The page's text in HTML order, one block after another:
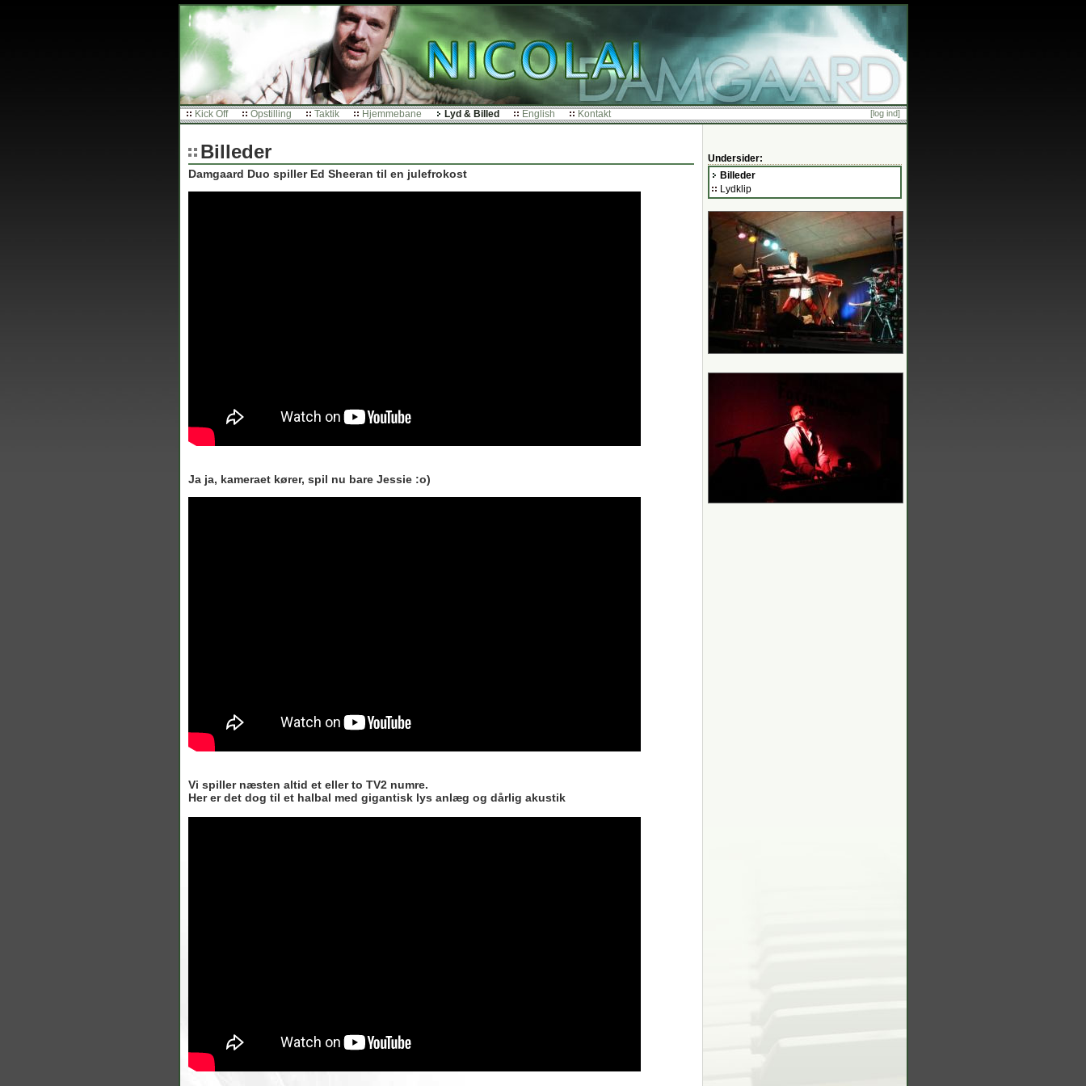
Kick Off Opstilling Taktik Hjemmebane Lyd & Billed English Kontakt [log ind]
Billeder
Damgaard Duo spiller Ed Sheeran til en julefrokost
Ja ja, kameraet kører, spil nu bare Jessie :o)
Vi spiller næsten altid et eller to TV2 numre.
Her er det dog til et halbal med gigantisk lys anlæg og dårlig akustik
Undersider:
Billeder
Lydklip